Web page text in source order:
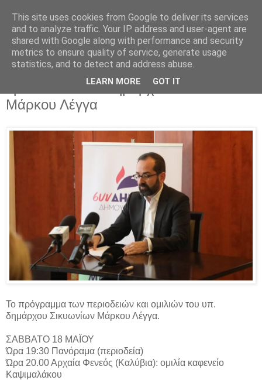
Parakato.gr
Το πρόγραμμα των περιοδειών και
ομιλιών του υπ. δημάρχου Σικυωνίων
Μάρκου Λέγγα
Το πρόγραμμα των περιοδειών και ομιλιών του υπ.
δημάρχου Σικυωνίων Μάρκου Λέγγα.
ΣΑΒΒΑΤΟ 18 ΜΑΪΟΥ
Ώρα 19:30 Πανόραμα (περιοδεία)
Ώρα 20.00 Αρχαία Φενεός (Καλύβια): ομιλία καφενείο
Καψιμαλάκου
This site uses cookies from Google to deliver its services
and to analyze traffic. Your IP address and user-agent are
shared with Google along with performance and security
metrics to ensure quality of service, generate usage
statistics, and to detect and address abuse.
LEARN MORE GOT IT